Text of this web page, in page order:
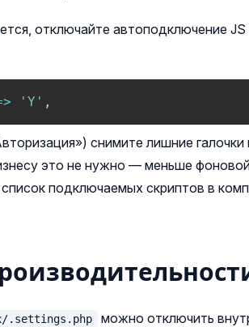
отключайте автоподключение JS
'Y' ,
снимите лишние
это не нужно — меньше
подключаемых скриптов в
можно отключить